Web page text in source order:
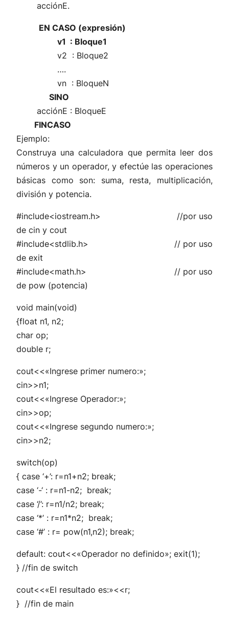
acciónE.
EN CASO (expresión)
v1 : Bloque1
v2 : Bloque2
….
vn : BloqueN
SINO
acciónE : BloqueE
FINCASO
Ejemplo:
Construya una calculadora que permita leer dos
números y un operador, y efectúe las operaciones
básicas como son: suma, resta, multiplicación,
división y potencia.
#include<iostream.h> //por uso
de cin y cout
#include<stdlib.h> // por uso
de exit
#include<math.h> // por uso
de pow (potencia)
void main(void)
{float n1, n2;
char op;
double r;
cout<<«Ingrese primer numero:»;
cin>>n1;
cout<<«Ingrese Operador:»;
cin>>op;
cout<<«Ingrese segundo numero:»;
cin>>n2;
switch(op)
{ case ‘+’: r=n1+n2; break;
case ‘-‘ : r=n1-n2; break;
case ‘/’: r=n1/n2; break;
case ‘*’ : r=n1*n2; break;
case ‘#’ : r= pow(n1,n2); break;
default: cout<<«Operador no definido»; exit(1);
} //fin de switch
cout<<«El resultado es:»<<r;
} //fin de main